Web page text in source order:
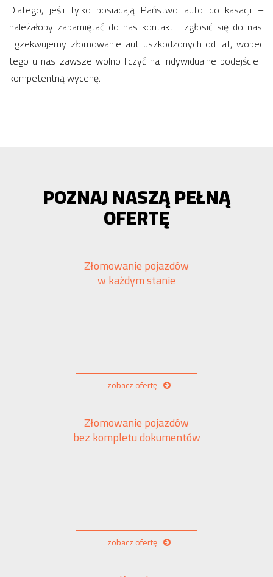
Dlatego, jeśli tylko posiadają Państwo auto do kasacji –
należałoby zapamiętać do nas kontakt i zgłosić się do nas.
Egzekwujemy złomowanie aut uszkodzonych od lat, wobec
tego u nas zawsze wolno liczyć na indywidualne podejście i
kompetentną wycenę.
POZNAJ NASZĄ PEŁNĄ
OFERTĘ
Złomowanie pojazdów
w każdym stanie
zobacz ofertę
Złomowanie pojazdów
bez kompletu dokumentów
zobacz ofertę